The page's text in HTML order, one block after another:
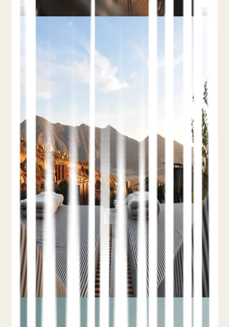
Por Qué los Hoteles Pequeños
y las Casas de Huéspedes
Deben Apostar por las
Reservas Directas
Teo Yordanov
6 min
Directo vs OTA
Cliente
Potencial de Crecimiento
Muchos viajeros del Reino Unido reservarían
directamente si tuvieran un motivo, pero la
mayoría de los hoteles pequeños captan solo
una minoría de sus reservas de forma directa.
Descubre los pasos concretos para cambiar el
equilibrio.
Leer el artículo completo